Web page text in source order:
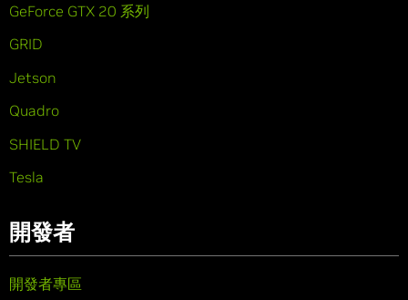
GeForce GTX 20 系列
GRID
Jetson
Quadro
SHIELD TV
Tesla
開發者
開發者專區